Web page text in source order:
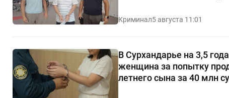
Криминал5 августа 11:01
В Сурхандарье на 3,5
женщина за попытку
летнего сына за 40 млн